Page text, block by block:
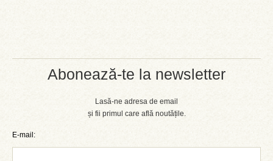
Abonează-te la newsletter
Lasă-ne adresa de email
și fii primul care află noutățile.
E-mail: